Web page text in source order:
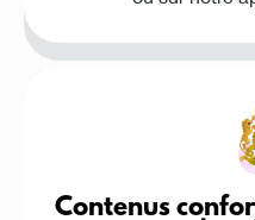
Contenus